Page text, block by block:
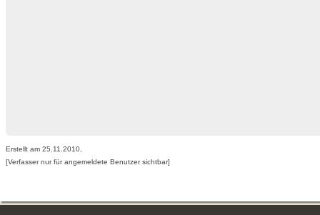
Erstellt am 25.11.2010,
[Verfasser nur für angemeldete Benutzer sichtbar]